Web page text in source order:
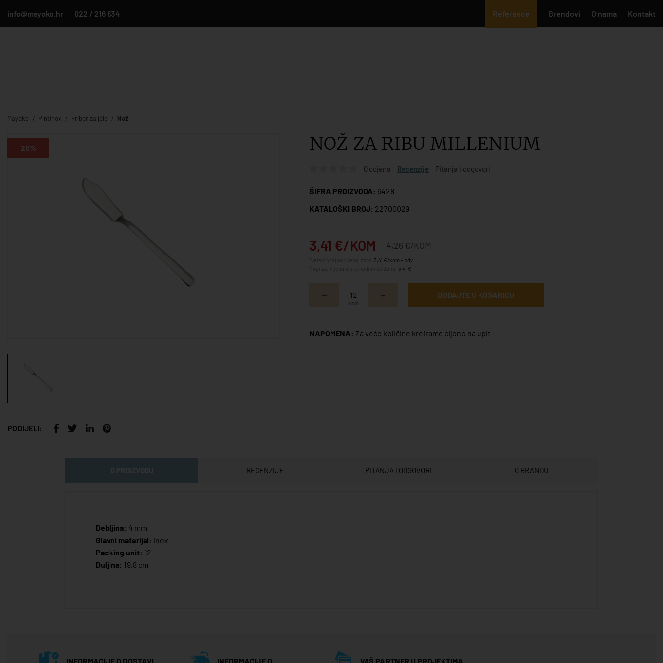
info@mayoko.hr 022 / 216 634 Reference Brendovi O nama Kontakt
Mayoko Pintinox Pribor za jelo Nož
20%
PODIJELI:
NOŽ ZA RIBU MILLENIUM
0 ocjena Recenzije Pitanja i odgovori
ŠIFRA PROIZVODA: 6428
KATALOŠKI BROJ: 22700029
3,41 €/KOM 4,26 €/KOM
3,41 €/kom + pdv
3,41 €
kom
DODAJTE U KOŠARICU
NAPOMENA: Za veće količine kreiramo cijene na upit
RECENZIJE PITANJA I ODGOVORI O BRANDU
Debljina: 4 mm
Glavni materijal: Inox
Packing unit: 12
Duljina: 19,8 cm
INFORMACIJE O DOSTAVI
INFORMACIJE O
VAŠ PARTNER U PROJEKTIMA